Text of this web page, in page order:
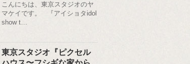
こんにちは、東京スタジオのヤ
マケイです。 『アイショタidol
show t…
東京スタジオ『ピクセル